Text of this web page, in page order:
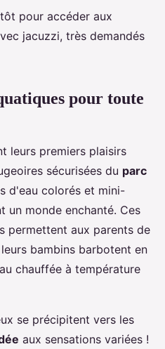
pour accéder aux
jacuzzi, très demandés
pour toute
leurs premiers plaisirs
sécurisées du parc
d'eau colorés et mini-
un monde enchanté. Ces
permettent aux parents de
bambins barbotent en
chauffée à température
se précipitent vers les
aux sensations variées !